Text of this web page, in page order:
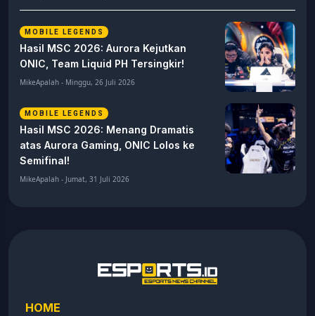
MOBILE LEGENDS
Hasil MSC 2026: Aurora Kejutkan
ONIC, Team Liquid PH Tersingkir!
MikeApalah - Minggu, 26 Juli 2026
MOBILE LEGENDS
Hasil MSC 2026: Menang Dramatis
atas Aurora Gaming, ONIC Lolos ke
Semifinal!
MikeApalah - Jumat, 31 Juli 2026
HOME